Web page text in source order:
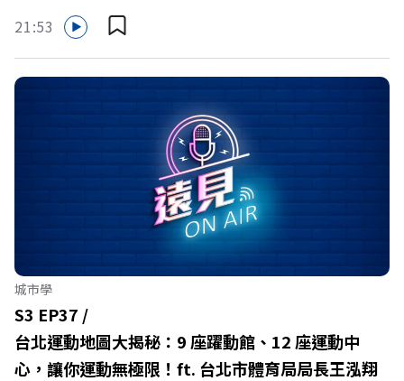
縣市施政的KPI。調查考量了直轄市與一般縣市的資源差
異，以公平方式排名，最後依13個面向的分榜及總榜揭曉
榜首。 本集【遠見ON AIR】邀請到遠見智庫總編輯李建
興，來分享今年遠見雜誌10月推出的2024永續競爭力調
查，深入解析表現突出的縣市，以及調查中新增的指標如何
影響總榜成績。 🔺 究竟誰是台灣最具硬實力的城市？ 🔺 調
查中13項分榜個別代表的意義？ 🔺 116項指標有哪些特別
的涵義？ 🔺 今年22縣市有哪些亮眼之處？ 主持人／遠見城
市學數位編輯兼助理記者張眞 與談人／遠見智庫總編輯李
建興 +++++ 旅行，是人生中場的解藥！ 下一場旅行這樣
做可以更精采 👉https://gvmkt.pse.is/6h8kn9 +++++ 關
注《遠見》更多的社群： LINE：https://reurl.cc/A4ELQp
IG：https://bit.ly/3AjBWNV YT：
https://bit.ly/38jNi9k FB：http://bit.ly/2mtgGoE
Powered by Firstory Hosting
21:53
城市學
S3 EP37 /
台北運動地圖大揭秘：9 座躍動館、12 座運動中
心，讓你運動無極限！ft. 台北市體育局局長王泓翔